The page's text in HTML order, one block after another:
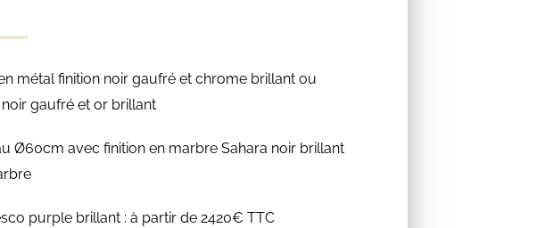
métal finition noir gaufré et chrome brillant ou
gaufré et or brillant
Ø60cm avec finition en marbre Sahara noir brillant
purple brillant : à partir de 2420€ TTC